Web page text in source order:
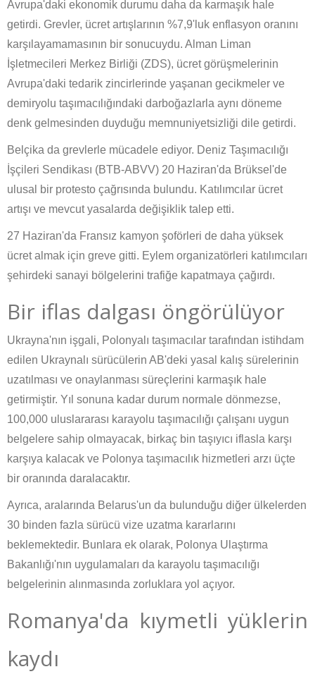
Avrupa'daki ekonomik durumu daha da karmaşık hale
getirdi. Grevler, ücret artışlarının %7,9'luk enflasyon oranını
karşılayamamasının bir sonucuydu. Alman Liman
İşletmecileri Merkez Birliği (ZDS), ücret görüşmelerinin
Avrupa'daki tedarik zincirlerinde yaşanan gecikmeler ve
demiryolu taşımacılığındaki darboğazlarla aynı döneme
denk gelmesinden duyduğu memnuniyetsizliği dile getirdi.
Belçika da grevlerle mücadele ediyor. Deniz Taşımacılığı
İşçileri Sendikası (BTB-ABVV) 20 Haziran'da Brüksel'de
ulusal bir protesto çağrısında bulundu. Katılımcılar ücret
artışı ve mevcut yasalarda değişiklik talep etti.
27 Haziran'da Fransız kamyon şoförleri de daha yüksek
ücret almak için greve gitti. Eylem organizatörleri katılımcıları
şehirdeki sanayi bölgelerini trafiğe kapatmaya çağırdı.
Bir iflas dalgası öngörülüyor
Ukrayna'nın işgali, Polonyalı taşımacılar tarafından istihdam
edilen Ukraynalı sürücülerin AB'deki yasal kalış sürelerinin
uzatılması ve onaylanması süreçlerini karmaşık hale
getirmiştir. Yıl sonuna kadar durum normale dönmezse,
100,000 uluslararası karayolu taşımacılığı çalışanı uygun
belgelere sahip olmayacak, birkaç bin taşıyıcı iflasla karşı
karşıya kalacak ve Polonya taşımacılık hizmetleri arzı üçte
bir oranında daralacaktır.
Ayrıca, aralarında Belarus'un da bulunduğu diğer ülkelerden
30 binden fazla sürücü vize uzatma kararlarını
beklemektedir. Bunlara ek olarak, Polonya Ulaştırma
Bakanlığı'nın uygulamaları da karayolu taşımacılığı
belgelerinin alınmasında zorluklara yol açıyor.
Romanya'da kıymetli yüklerin
kaydı